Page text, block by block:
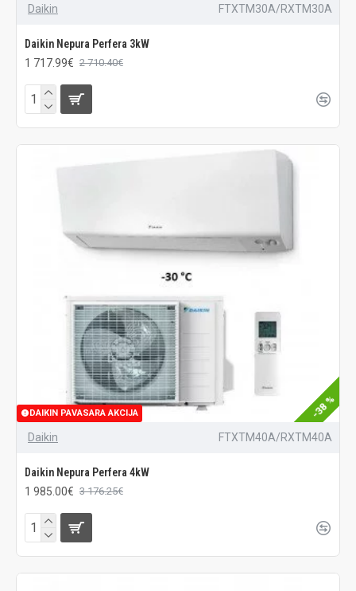
Daikin FTXTM30A/RXTM30A
Daikin Nepura Perfera 3kW
1 717.99€ 2 710.40€
DAIKIN PAVASARA AKCIJA -38 %
Daikin FTXTM40A/RXTM40A
Daikin Nepura Perfera 4kW
1 985.00€ 3 176.25€